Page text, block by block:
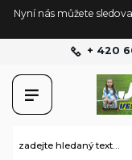
Nyní nás můžete
+ 420